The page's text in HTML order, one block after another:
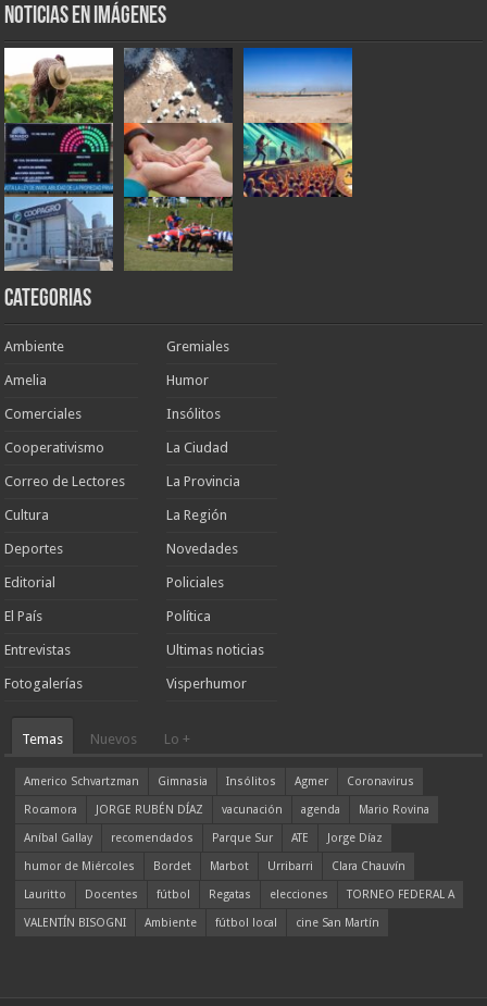
Noticias en Imágenes
Categorias
Ambiente
Amelia
Comerciales
Cooperativismo
Correo de Lectores
Cultura
Deportes
Editorial
El País
Entrevistas
Fotogalerías
Gremiales
Humor
Insólitos
La Ciudad
La Provincia
La Región
Novedades
Policiales
Política
Ultimas noticias
Visperhumor
Temas Nuevos Lo +
Americo Schvartzman Gimnasia Insólitos Agmer
Coronavirus
Rocamora
JORGE RUBÉN DÍAZ vacunación agenda
Mario Rovina
Aníbal Gallay
recomendados Parque Sur ATE
Jorge Díaz
humor de Miércoles
Bordet Marbot Urribarri
Clara Chauvín
Lauritto
Docentes fútbol Regatas elecciones
TORNEO FEDERAL A
VALENTÍN BISOGNI
Ambiente fútbol local cine San Martín